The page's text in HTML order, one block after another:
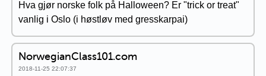
Hva gjør norske folk på Halloween? Er "trick or treat"
vanlig i Oslo (i høstløv med gresskarpai)
NorwegianClass101.com
2018-11-25 22:07:37